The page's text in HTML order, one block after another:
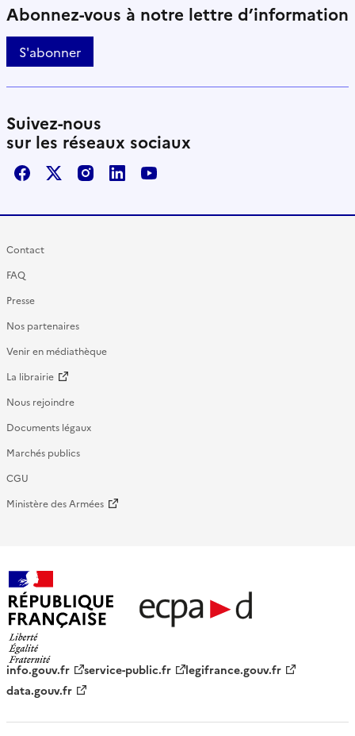
Abonnez-vous à notre lettre d’information
S'abonner
Suivez-nous
sur les réseaux sociaux
FacebookX / TwitterInstagram
LinkedInYoutube
Contact
FAQ
Presse
Nos partenaires
Venir en médiathèque
La librairie
Nous rejoindre
Documents légaux
Marchés publics
CGU
Ministère des Armées
française - ECPAD
info.gouv.fr service-public.fr
legifrance.gouv.fr
data.gouv.fr